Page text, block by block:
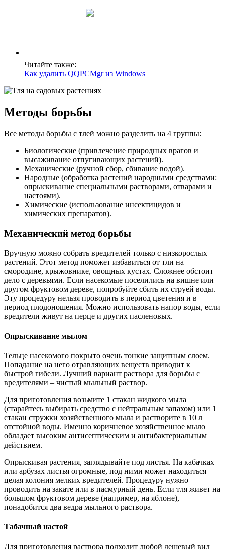
Читайте также:
Как удалить QQPCMgr из Windows
Методы борьбы
Все методы борьбы с тлей можно разделить на 4 группы:
Биологические (привлечение природных врагов и
высаживание отпугивающих растений).
Механические (ручной сбор, сбивание водой).
Народные (обработка растений народными средствами:
опрыскивание специальными растворами, отварами и
настоями).
Химические (использование инсектицидов и
химических препаратов).
Механический метод борьбы
Вручную можно собрать вредителей только с низкорослых
растений. Этот метод поможет избавиться от тли на
смородине, крыжовнике, овощных кустах. Сложнее обстоит
дело с деревьями. Если насекомые поселились на вишне или
другом фруктовом дереве, попробуйте сбить их струей воды.
Эту процедуру нельзя проводить в период цветения и в
период плодоношения. Можно использовать напор воды, если
вредители живут на перце и других пасленовых.
Опрыскивание мылом
Тельце насекомого покрыто очень тонкие защитным слоем.
Попадание на него отравляющих веществ приводит к
быстрой гибели. Лучший вариант раствора для борьбы с
вредителями – чистый мыльный раствор.
Для приготовления возьмите 1 стакан жидкого мыла
(старайтесь выбирать средство с нейтральным запахом) или 1
стакан стружки хозяйственного мыла и растворите в 10 л
отстойной воды. Именно коричневое хозяйственное мыло
обладает высоким антисептическим и антибактериальным
действием.
Опрыскивая растения, заглядывайте под листья. На кабачках
или арбузах листья огромные, под ними может находиться
целая колония мелких вредителей. Процедуру нужно
проводить на закате или в пасмурный день. Если тля живет на
большом фруктовом дереве (например, на яблоне),
понадобится два ведра мыльного раствора.
Табачный настой
Для приготовления раствора подходит любой дешевый вид